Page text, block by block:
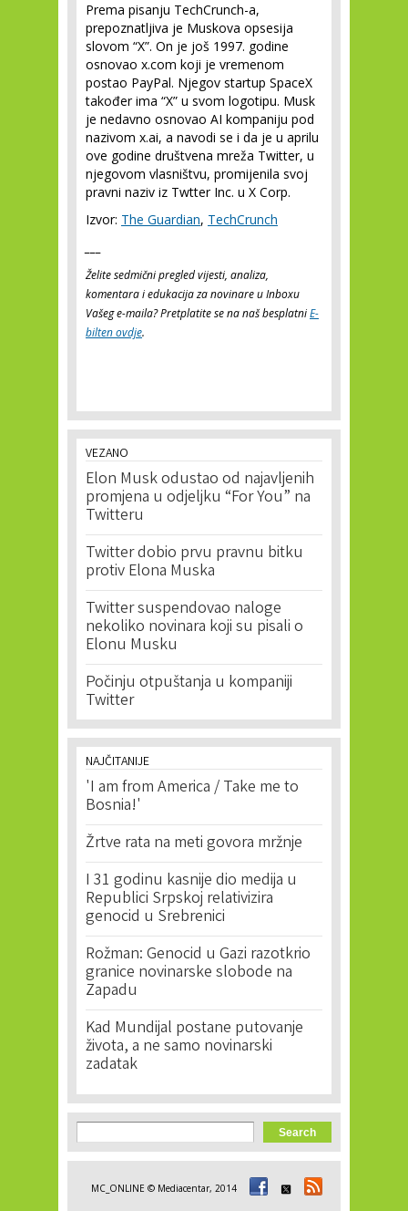
Prema pisanju TechCrunch-a,
prepoznatljiva je Muskova opsesija
slovom “X”. On je još 1997. godine
osnovao x.com koji je vremenom
postao PayPal. Njegov startup SpaceX
također ima “X” u svom logotipu. Musk
je nedavno osnovao AI kompaniju pod
nazivom x.ai, a navodi se i da je u aprilu
ove godine društvena mreža Twitter, u
njegovom vlasništvu, promijenila svoj
pravni naziv iz Twtter Inc. u X Corp.
Izvor: The Guardian, TechCrunch
Želite sedmični pregled vijesti, analiza,
komentara i edukacija za novinare u Inboxu
Vašeg e-maila? Pretplatite se na naš besplatniE-
bilten ovdje.
VEZANO
Elon Musk odustao od najavljenih
promjena u odjeljku “For You” na
Twitteru
Twitter dobio prvu pravnu bitku
protiv Elona Muska
Twitter suspendovao naloge
nekoliko novinara koji su pisali o
Elonu Musku
Počinju otpuštanja u kompaniji
Twitter
NAJČITANIJE
'I am from America / Take me to
Bosnia!'
Žrtve rata na meti govora mržnje
I 31 godinu kasnije dio medija u
Republici Srpskoj relativizira
genocid u Srebrenici
Rožman: Genocid u Gazi razotkrio
granice novinarske slobode na
Zapadu
Kad Mundijal postane putovanje
života, a ne samo novinarski
zadatak
Search form
Search
MC_ONLINE © Mediacentar, 2014